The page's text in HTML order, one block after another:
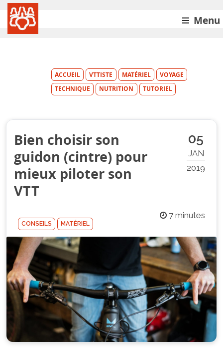
Menu
ACCUEIL VTTISTE MATÉRIEL
VOYAGE
TECHNIQUE
NUTRITION TUTORIEL
05
JAN
2019
Bien choisir son
guidon (cintre) pour
mieux piloter son
VTT
7 minutes
CONSEILS MATÉRIEL